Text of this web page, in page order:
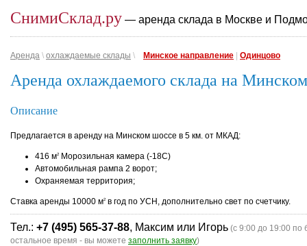
СнимиСклад.ру — аренда склада в Москве и
Аренда \ охлаждаемые склады \ Минское направление Одинцово
Аренда охлаждаемого склада на
Описание
Предлагается в аренду на Минском шоссе в 5 км. от МКАД:
416 м2
Морозильная камера (-18С)
Автомобильная рампа 2 ворот;
Охраняемая территория;
Ставка аренды 10000 м2 в год по УСН, дополнительно свет по счетчику.
Тел.: +7 (495) 565-37-88, Максим или Игорь (с 9:00 до 19:00 по
остальное время - вы можете заполнить заявку)